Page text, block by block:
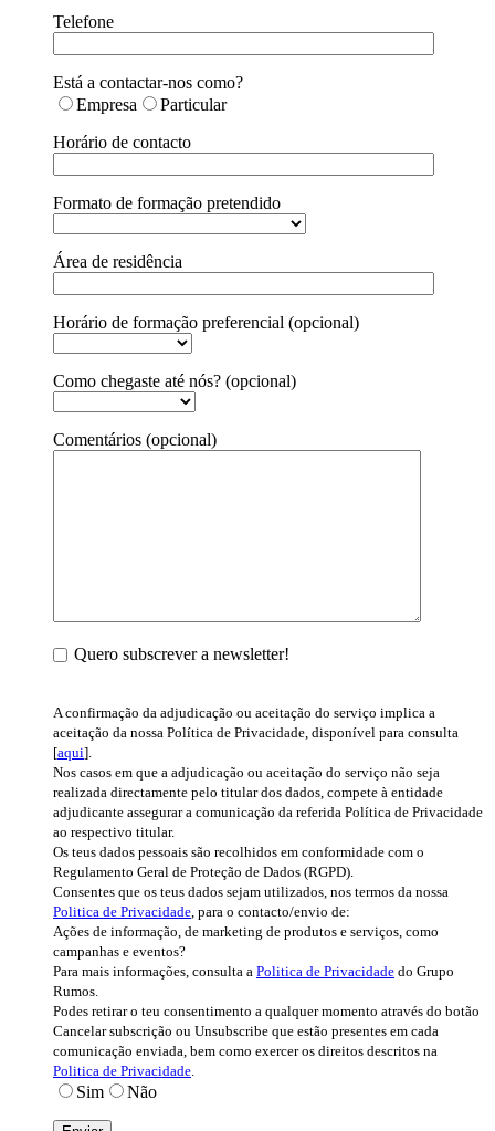
Telefone
Está a contactar-nos como?
Empresa
Particular
Horário de contacto
Formato de formação pretendido
Área de residência
Horário de formação preferencial (opcional)
Como chegaste até nós? (opcional)
Comentários (opcional)
Quero subscrever a newsletter!
A confirmação da adjudicação ou aceitação do serviço implica a
aceitação da nossa Política de Privacidade, disponível para consulta
[aqui].
Nos casos em que a adjudicação ou aceitação do serviço não seja
realizada directamente pelo titular dos dados, compete à entidade
adjudicante assegurar a comunicação da referida Política de Privacidade
ao respectivo titular.
Os teus dados pessoais são recolhidos em conformidade com o
Regulamento Geral de Proteção de Dados (RGPD).
Consentes que os teus dados sejam utilizados, nos termos da nossa
Politica de Privacidade , para o contacto/envio de:
Ações de informação, de marketing de produtos e serviços, como
campanhas e eventos?
Para mais informações, consulta a Politica de Privacidade do Grupo
Rumos.
Podes retirar o teu consentimento a qualquer momento através do botão
Cancelar subscrição ou Unsubscribe que estão presentes em cada
comunicação enviada, bem como exercer os direitos descritos na
Politica de Privacidade
Sim Não